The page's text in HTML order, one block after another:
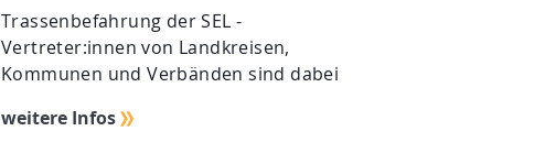
Trassenbefahrung der SEL -
Vertreter:innen von Landkreisen,
Kommunen und Verbänden sind dabei
weitere Infos